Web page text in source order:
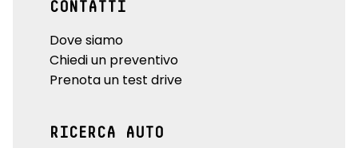
CONTATTI
Dove siamo
Chiedi un preventivo
Prenota un test drive
RICERCA AUTO